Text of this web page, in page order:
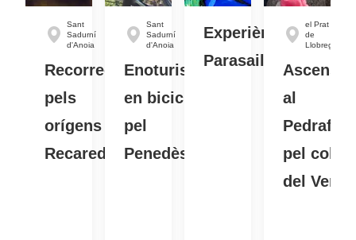
Sant
Sadurní
d'Anoia
Recorregut
pels
orígens de
Recaredo
Sant
Sadurní
d'Anoia
Enoturisme
en bicicleta
pel
Penedès
Experiència
Parasailing
el Prat
de
Llobregat
Ascensió
al
pel coll
del